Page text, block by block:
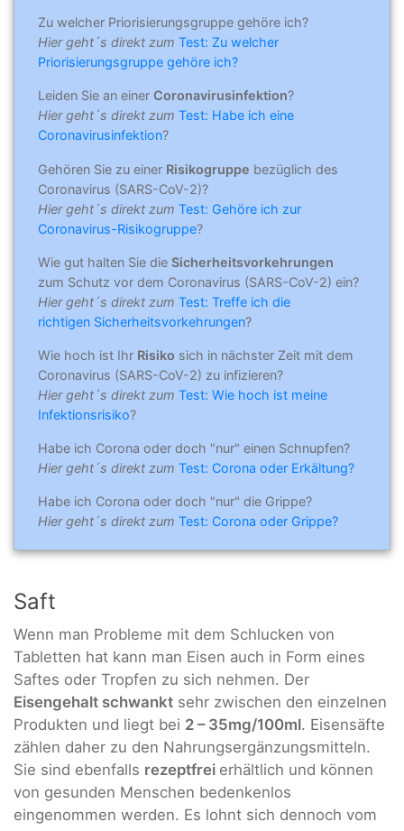
Zu welcher Priorisierungsgruppe gehöre ich?
Hier geht´s direkt zum Test: Zu welcher
Priorisierungsgruppe gehöre ich?
Leiden Sie an einer Coronavirusinfektion?
Hier geht´s direkt zum Test: Habe ich eine
Coronavirusinfektion?
Gehören Sie zu einer Risikogruppe bezüglich des
Coronavirus (SARS-CoV-2)?
Hier geht´s direkt zum Test: Gehöre ich zur
Coronavirus-Risikogruppe?
Wie gut halten Sie die Sicherheitsvorkehrungen
zum Schutz vor dem Coronavirus (SARS-CoV-2) ein?
Hier geht´s direkt zum Test: Treffe ich die
richtigen Sicherheitsvorkehrungen?
Wie hoch ist Ihr Risiko sich in nächster Zeit mit dem
Coronavirus (SARS-CoV-2) zu infizieren?
Hier geht´s direkt zum Test: Wie hoch ist meine
Infektionsrisiko?
Habe ich Corona oder doch "nur" einen Schnupfen?
Hier geht´s direkt zum Test: Corona oder Erkältung?
Habe ich Corona oder doch "nur" die Grippe?
Hier geht´s direkt zum Test: Corona oder Grippe?
Saft
Wenn man Probleme mit dem Schlucken von
Tabletten hat kann man Eisen auch in Form eines
Saftes oder Tropfen zu sich nehmen. Der
Eisengehalt schwankt sehr zwischen den einzelnen
Produkten und liegt bei 2 – 35mg/100ml. Eisensäfte
zählen daher zu den Nahrungsergänzungsmitteln.
Sie sind ebenfalls rezeptfrei erhältlich und können
von gesunden Menschen bedenkenlos
eingenommen werden. Es lohnt sich dennoch vom